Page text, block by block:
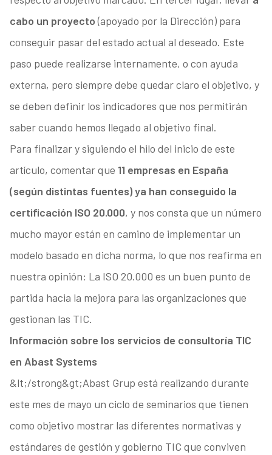
cabo un proyecto(apoyado por la Dirección) para
conseguir pasar del estado actual al deseado. Este
paso puede realizarse internamente, o con ayuda
externa, pero siempre debe quedar claro el objetivo, y
se deben definir los indicadores que nos permitirán
saber cuando hemos llegado al objetivo final.
Para finalizar y siguiendo el hilo del inicio de este
artículo, comentar que 11 empresas en España
(según distintas fuentes) ya han conseguido la
certificación ISO 20.000, y nos consta que un número
mucho mayor están en camino de implementar un
modelo basado en dicha norma, lo que nos reafirma en
nuestra opinión: La ISO 20.000 es un buen punto de
partida hacia la mejora para las organizaciones que
gestionan las TIC.
Información sobre los servicios de consultoría TIC
en Abast Systems
&lt;/strong&gt;Abast Grup está realizando durante
este mes de mayo un ciclo de seminarios que tienen
como objetivo mostrar las diferentes normativas y
estándares de gestión y gobierno TIC que conviven